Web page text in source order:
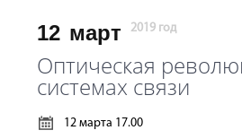
12 март 2019 год
Оптическая
системах связи
12 марта 17.00